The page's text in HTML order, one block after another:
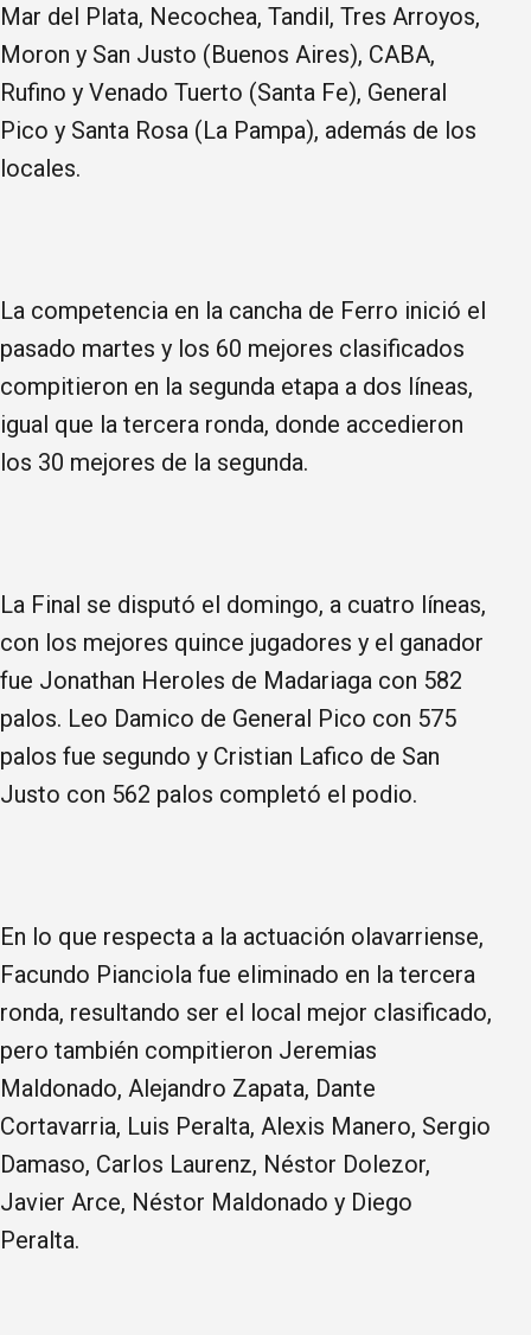
Mar del Plata, Necochea, Tandil, Tres Arroyos,
Moron y San Justo (Buenos Aires), CABA,
Rufino y Venado Tuerto (Santa Fe), General
Pico y Santa Rosa (La Pampa), además de los
locales.
La competencia en la cancha de Ferro inició el
pasado martes y los 60 mejores clasificados
compitieron en la segunda etapa a dos líneas,
igual que la tercera ronda, donde accedieron
los 30 mejores de la segunda.
La Final se disputó el domingo, a cuatro líneas,
con los mejores quince jugadores y el ganador
fue Jonathan Heroles de Madariaga con 582
palos. Leo Damico de General Pico con 575
palos fue segundo y Cristian Lafico de San
Justo con 562 palos completó el podio.
En lo que respecta a la actuación olavarriense,
Facundo Pianciola fue eliminado en la tercera
ronda, resultando ser el local mejor clasificado,
pero también compitieron Jeremias
Maldonado, Alejandro Zapata, Dante
Cortavarria, Luis Peralta, Alexis Manero, Sergio
Damaso, Carlos Laurenz, Néstor Dolezor,
Javier Arce, Néstor Maldonado y Diego
Peralta.